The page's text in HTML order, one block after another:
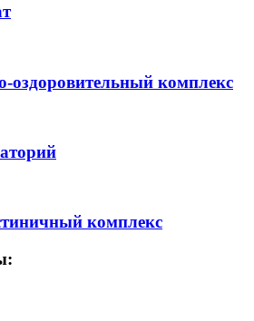
оздоровительный комплекс
комплекс